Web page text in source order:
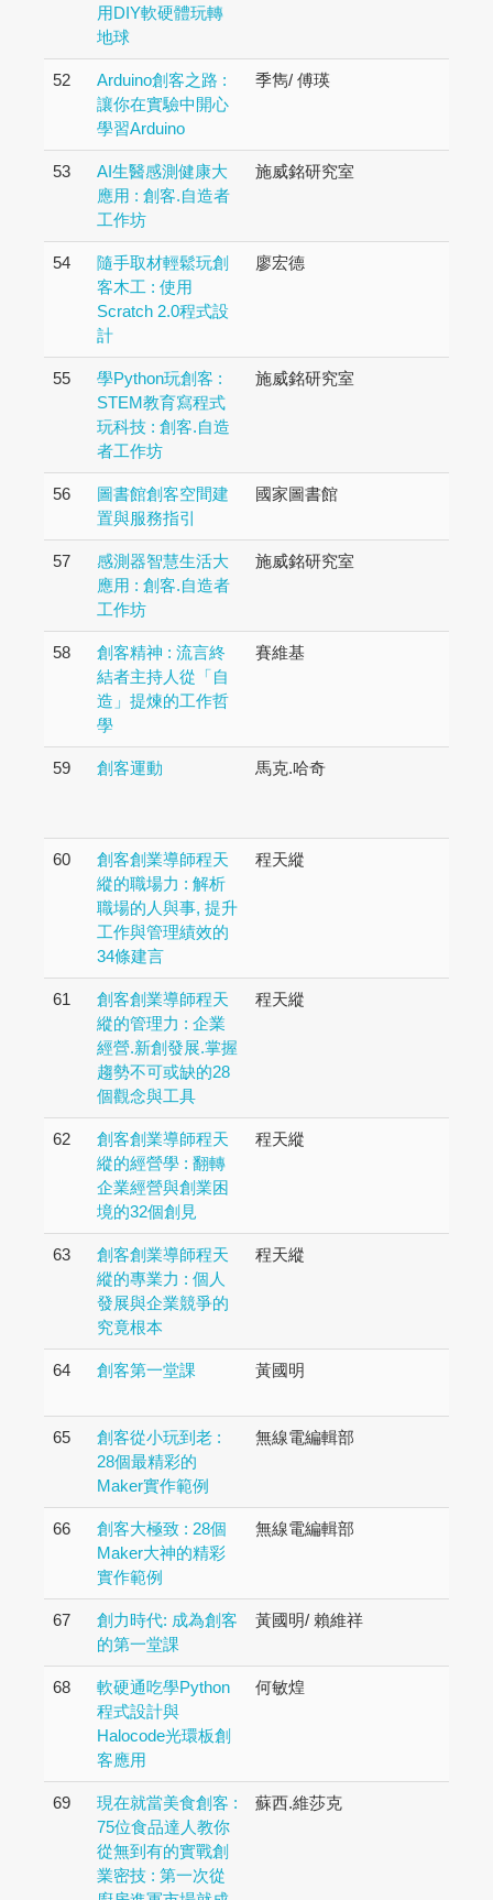
用DIY軟硬體玩轉
地球
52
Arduino創客之路 :
讓你在實驗中開心
學習Arduino
季雋/ 傅瑛
53
AI生醫感測健康大
應用 : 創客.自造者
工作坊
施威銘研究室
54
隨手取材輕鬆玩創
客木工 : 使用
Scratch 2.0程式設
計
廖宏德
55
學Python玩創客 :
STEM教育寫程式
玩科技 : 創客.自造
者工作坊
施威銘研究室
56
圖書館創客空間建
置與服務指引
國家圖書館
57
感測器智慧生活大
應用 : 創客.自造者
工作坊
施威銘研究室
58
創客精神 : 流言終
結者主持人從「自
造」提煉的工作哲
學
賽維基
59 創客運動 馬克.哈奇
60
創客創業導師程天
縱的職場力 : 解析
職場的人與事, 提升
工作與管理績效的
34條建言
程天縱
61
創客創業導師程天
縱的管理力 : 企業
經營.新創發展.掌握
趨勢不可或缺的28
個觀念與工具
程天縱
62
創客創業導師程天
縱的經營學 : 翻轉
企業經營與創業困
境的32個創見
程天縱
63
創客創業導師程天
縱的專業力 : 個人
發展與企業競爭的
究竟根本
程天縱
64 創客第一堂課 黃國明
65
創客從小玩到老 :
28個最精彩的
Maker實作範例
無線電編輯部
66
創客大極致 : 28個
Maker大神的精彩
實作範例
無線電編輯部
67
創力時代: 成為創客
的第一堂課
黃國明/ 賴維祥
68
軟硬通吃學Python
程式設計與
Halocode光環板創
客應用
何敏煌
69
現在就當美食創客 :
75位食品達人教你
從無到有的實戰創
業密技 : 第一次從
蘇西.維莎克